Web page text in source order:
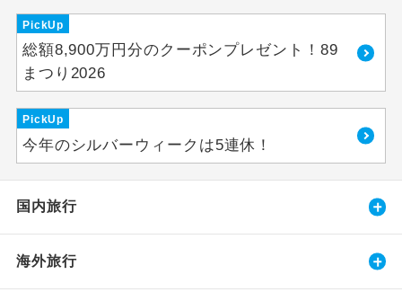
PickUp
総額8,900万円分のクーポンプレゼント！89
まつり2026
PickUp
今年のシルバーウィークは5連休！
国内旅行
海外旅行